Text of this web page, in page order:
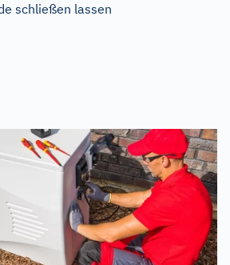
schließen lassen